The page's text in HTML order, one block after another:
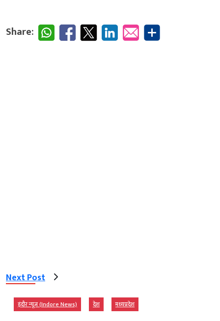
Share:
Next Post
इंदौर न्यूज़ (Indore News) देश मध्‍यप्रदेश